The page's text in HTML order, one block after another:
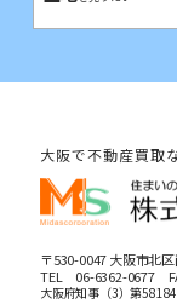
大阪で不動産買取
〒530-0047 大阪市北
TEL 06-6362-0677
大阪府知事（3）第